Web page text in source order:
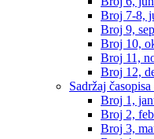
Broj 7-8,
Broj 9,
Broj 10,
Broj 11,
Broj 12,
Sadržaj
Broj 1,
Broj 2,
Broj 3,